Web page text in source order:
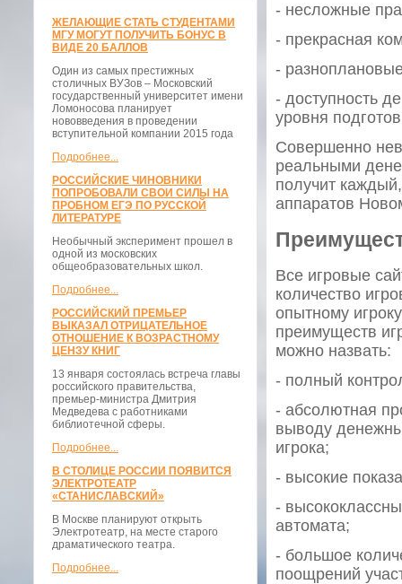
ЖЕЛАЮЩИЕ СТАТЬ СТУДЕНТАМИ
МГУ МОГУТ ПОЛУЧИТЬ БОНУС В
ВИДЕ 20 БАЛЛОВ
Один из самых престижных
столичных ВУЗов – Московский
государственный университет имени
Ломоносова планирует
нововведения в проведении
вступительной компании 2015 года
Подробнее...
РОССИЙСКИЕ ЧИНОВНИКИ
ПОПРОБОВАЛИ СВОИ СИЛЫ НА
ПРОБНОМ ЕГЭ ПО РУССКОЙ
ЛИТЕРАТУРЕ
Необычный эксперимент прошел в
одной из московских
общеобразовательных школ.
Подробнее...
РОССИЙСКИЙ ПРЕМЬЕР
ВЫКАЗАЛ ОТРИЦАТЕЛЬНОЕ
ОТНОШЕНИЕ К ВОЗРАСТНОМУ
ЦЕНЗУ КНИГ
13 января состоялась встреча главы
российского правительства,
премьер-министра Дмитрия
Медведева с работниками
библиотечной сферы.
Подробнее...
В СТОЛИЦЕ РОССИИ ПОЯВИТСЯ
ЭЛЕКТРОТЕАТР
«СТАНИСЛАВСКИЙ»
В Москве планируют открыть
Электротеатр, на месте старого
драматического театра.
Подробнее...
- несложные
- прекрасная
-
- доступность
уровня
Совершенно
реальными
получит
аппаратов
Все игровые
количество
опытному
преимуществ
можно назвать:
- полный
- абсолютная
выводу
игрока;
- высокие
-
автомата;
- большое
поощрений